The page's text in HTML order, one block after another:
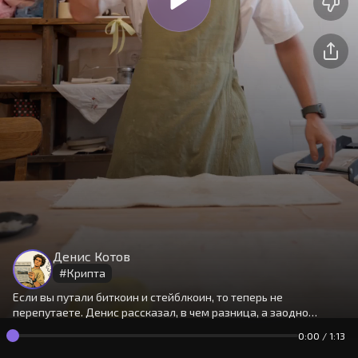
Денис Котов
#Крипта
Если вы путали биткоин и стейблкоин, то теперь не
перепутаете. Денис рассказал, в чем разница, а заодно
разобрался, как в России собираются регулировать
криптодоллары.
0:00 / 1:13
Продолжая использовать сайт,
вы принимаете